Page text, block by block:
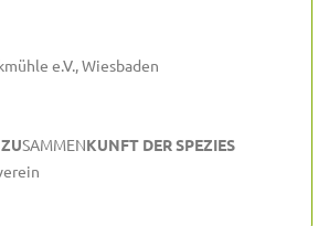
e.V., Wiesbaden
SAMMENKUNFT DER SPEZIES